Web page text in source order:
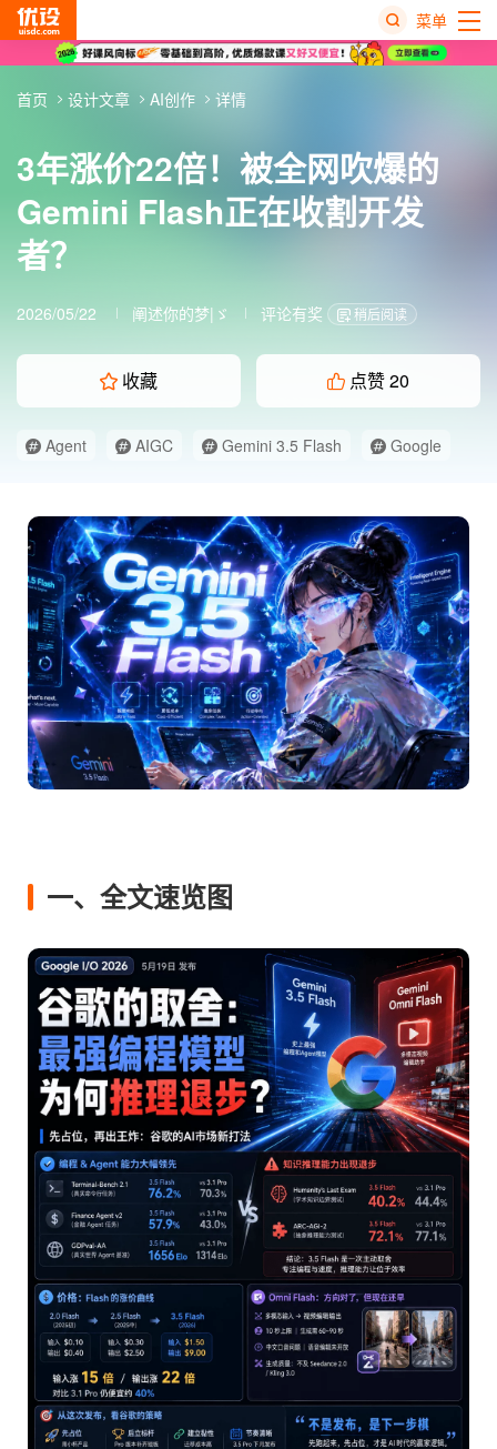
菜单
3年涨价22倍！被全网吹爆的
Gemini Flash正在收割开发
者？
2026/05/22 阐述你的梦|ゞ 评论有奖 稍后阅读
收藏 点赞20
Agent AIGC Gemini 3.5 Flash Google
首页 设计文章 AI创作 详情
一、全文速览图